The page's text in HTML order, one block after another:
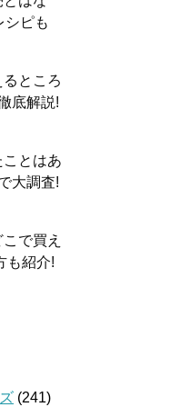
シピも
ところ
底解説!
とはあ
大調査!
で買え
も紹介!
(241)